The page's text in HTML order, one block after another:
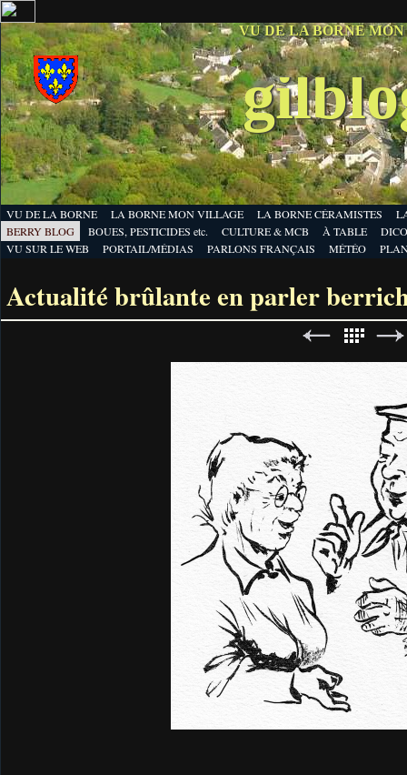
VU DE LA BORNE
VU DE LA BORNE LA BORNE MON VILLAGE LA BORNE CÉRAMISTES
BERRY BLOG
BOUES, PESTICIDES etc. CULTURE & MCB À TABLE
VU SUR LE WEB
PORTAIL/MÉDIAS PARLONS FRANÇAIS MÉTÉO
Actualité brûlante en parler